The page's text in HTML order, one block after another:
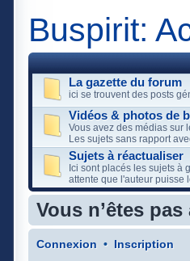
Buspirit:
La gazette du forum
ici se trouvent des posts
Vidéos & photos de
Vous avez des médias sur
Les sujets sans rapport
Sujets à réactualiser
Ici sont placés les sujets à
attente que l'auteur puisse
Vous n’êtes
Connexion • Inscription